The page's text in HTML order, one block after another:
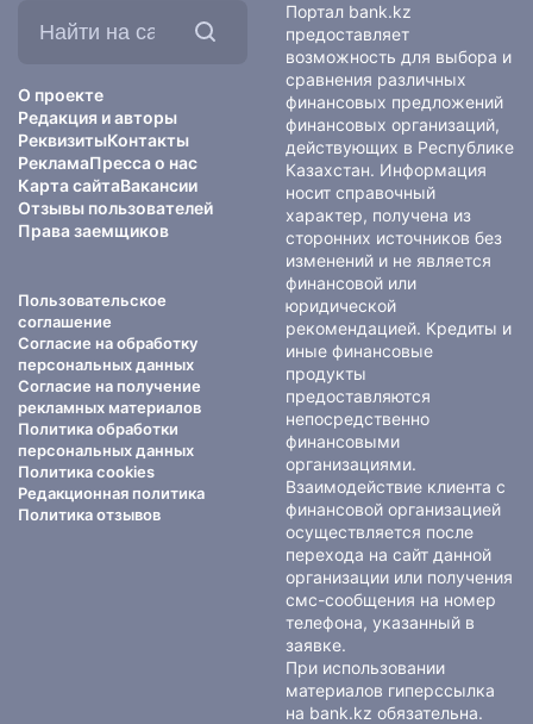
О проекте
Редакция и авторы
РеквизитыКонтакты
РекламаПресса о нас
Карта сайтаВакансии
Отзывы пользователей
Права заемщиков
Пользовательское
соглашение
Согласие на обработку
персональных данных
Согласие на получение
рекламных материалов
Политика обработки
персональных данных
Политика cookies
Редакционная политика
Политика отзывов
Портал bank.kz
предоставляет
возможность для выбора и
сравнения различных
финансовых предложений
финансовых организаций,
действующих в Республике
Казахстан. Информация
носит справочный
характер, получена из
сторонних источников без
изменений и не является
финансовой или
юридической
рекомендацией. Кредиты и
иные финансовые
продукты
предоставляются
непосредственно
финансовыми
организациями.
Взаимодействие клиента с
финансовой организацией
осуществляется после
перехода на сайт данной
организации или получения
смс-сообщения на номер
телефона, указанный в
заявке.
При использовании
материалов гиперссылка
на bank.kz обязательна.